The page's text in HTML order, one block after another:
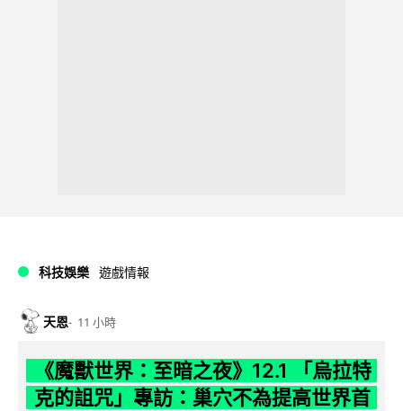
科技娛樂 遊戲情報
天恩 11 小時
《魔獸世界：至暗之夜》12.1 「烏拉特
克的詛咒」專訪：巢穴不為提高世界首